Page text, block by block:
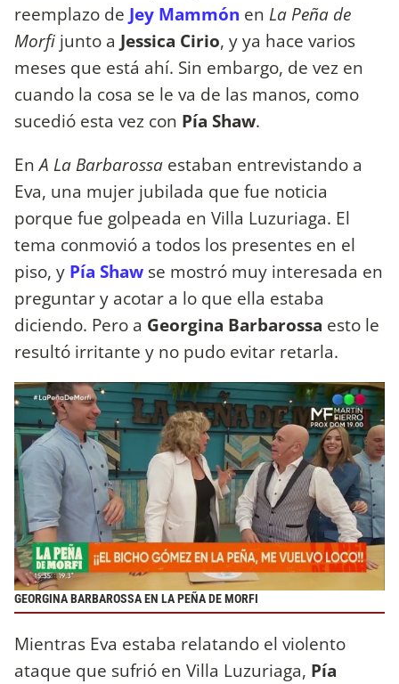
reemplazo de Jey Mammón en La Peña de
Morfi junto a Jessica Cirio, y ya hace varios
meses que está ahí. Sin embargo, de vez en
cuando la cosa se le va de las manos, como
sucedió esta vez con Pía Shaw.
EnA La Barbarossa estaban entrevistando a
Eva, una mujer jubilada que fue noticia
porque fue golpeada en Villa Luzuriaga. El
tema conmovió a todos los presentes en el
piso, y Pía Shaw se mostró muy interesada en
preguntar y acotar a lo que ella estaba
diciendo. Pero a Georgina Barbarossa esto le
resultó irritante y no pudo evitar retarla.
GEORGINA BARBAROSSA EN LA PEÑA DE MORFI
Mientras Eva estaba relatando el violento
ataque que sufrió en Villa Luzuriaga, Pía